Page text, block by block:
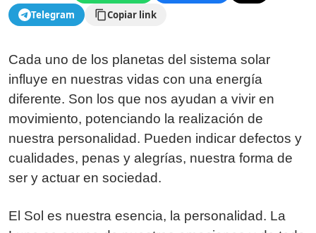
Telegram
Copiar link
Cada uno de los planetas del sistema solar
influye en nuestras vidas con una energía
diferente. Son los que nos ayudan a vivir en
movimiento, potenciando la realización de
nuestra personalidad. Pueden indicar defectos y
cualidades, penas y alegrías, nuestra forma de
ser y actuar en sociedad.
El Sol es nuestra esencia, la personalidad. La